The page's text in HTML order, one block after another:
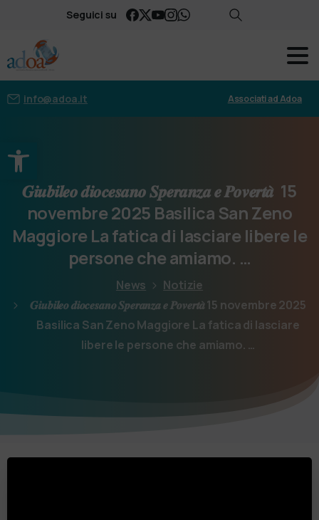
Apri la barra degli strumenti
Seguici su
info@adoa.it Associati ad Adoa
𝑮𝒊𝒖𝒃𝒊𝒍𝒆𝒐𝒅𝒊𝒐𝒄𝒆𝒔𝒂𝒏𝒐𝑺𝒑𝒆𝒓𝒂𝒏𝒛𝒂𝒆𝑷𝒐𝒗𝒆𝒓𝒕𝒂̀ 15
novembre2025 Basilica SanZeno
Maggiore Lafaticadi lasciare libere le
personecheamiamo. …
News
Notizie
𝑮𝒊𝒖𝒃𝒊𝒍𝒆𝒐 𝒅𝒊𝒐𝒄𝒆𝒔𝒂𝒏𝒐 𝑺𝒑𝒆𝒓𝒂𝒏𝒛𝒂 𝒆 𝑷𝒐𝒗𝒆𝒓𝒕𝒂̀ 15 novembre 2025
Basilica San Zeno Maggiore La fatica di lasciare
libere le persone che amiamo. …